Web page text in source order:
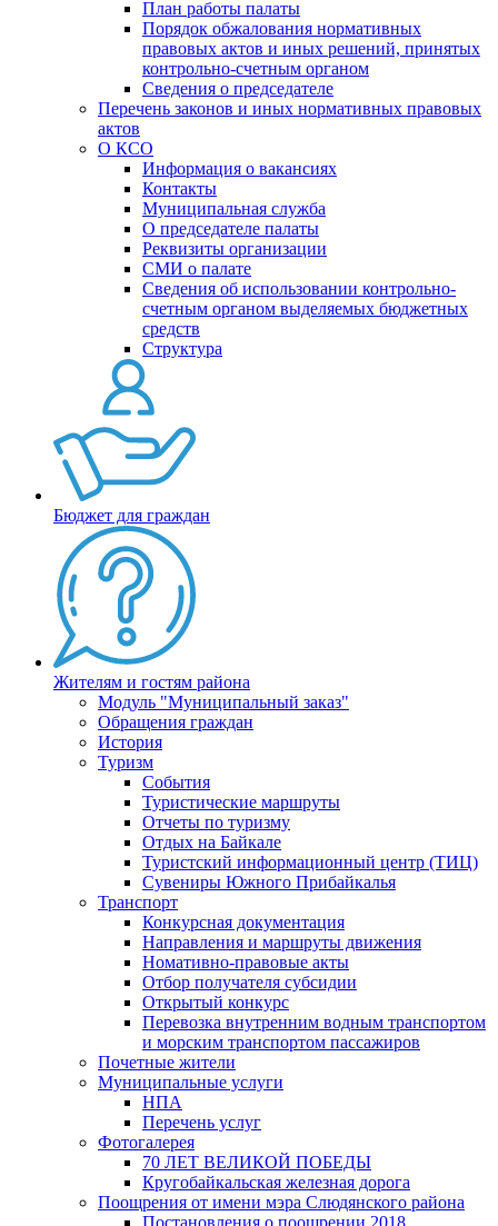
План работы палаты
Порядок обжалования нормативных
правовых актов и иных решений, принятых
контрольно-счетным органом
Сведения о председателе
Перечень законов и иных нормативных правовых
актов
О КСО
Информация о вакансиях
Контакты
Муниципальная служба
О председателе палаты
Реквизиты организации
СМИ о палате
Сведения об использовании контрольно-
счетным органом выделяемых бюджетных
средств
Структура
Бюджет для граждан
Жителям и гостям района
Модуль "Муниципальный заказ"
Обращения граждан
История
Туризм
События
Туристические маршруты
Отчеты по туризму
Отдых на Байкале
Туристский информационный центр (ТИЦ)
Сувениры Южного Прибайкалья
Транспорт
Конкурсная документация
Направления и маршруты движения
Номативно-правовые акты
Отбор получателя субсидии
Открытый конкурс
Перевозка внутренним водным транспортом
и морским транспортом пассажиров
Почетные жители
Муниципальные услуги
НПА
Перечень услуг
Фотогалерея
70 ЛЕТ ВЕЛИКОЙ ПОБЕДЫ
Кругобайкальская железная дорога
Поощрения от имени мэра Слюдянского района
Постановления о поощрении 2018